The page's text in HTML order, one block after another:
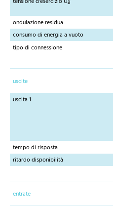
B
ondulazione residua
consumo di energia a vuoto
tipo di connessione
uscite
uscita 1
tempo di risposta
ritardo disponibilità
entrate